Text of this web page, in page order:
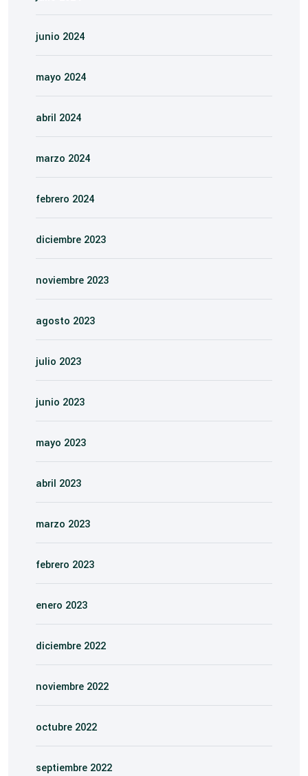
junio 2024
mayo 2024
abril 2024
marzo 2024
febrero 2024
diciembre 2023
noviembre 2023
agosto 2023
julio 2023
junio 2023
mayo 2023
abril 2023
marzo 2023
febrero 2023
enero 2023
diciembre 2022
noviembre 2022
octubre 2022
septiembre 2022